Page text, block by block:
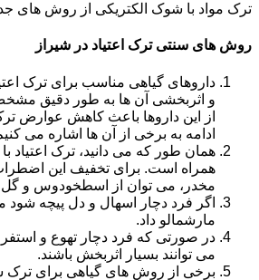
ترک مواد با شوک الکتریکی از روش های
روش های سنتی ترک اعتیاد در شیراز
داروهای گیاهی مناسب برای ترک
و اثربخشی آن ها به طور دقیق
از این داروها باعث کاهش عوارض
ادامه به برخی از آن ها اشاره می
همان طور که می دانید، ترک
همراه است. برای تخفیف این
مخدر، می توان از اسطخودوس و گل
اگر فرد دچار اسهال و دل پیچه شود
مارشمالو داد.
در صورتی که فرد دچار تهوع و
می توانند بسیار اثربخش باشند.
برخی از روش های گیاهی برای ترک